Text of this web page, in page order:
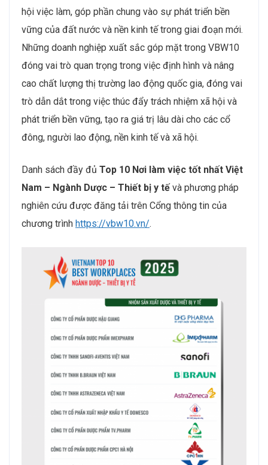
hội việc làm, góp phần chung vào sự phát triển bền
vững của đất nước và nền kinh tế trong giai đoạn mới.
Những doanh nghiệp xuất sắc góp mặt trong VBW10
đóng vai trò quan trọng trong việc định hình và nâng
cao chất lượng thị trường lao động quốc gia, đóng vai
trò dẫn dắt trong việc thúc đẩy trách nhiệm xã hội và
phát triển bền vững, tạo ra giá trị lâu dài cho các cổ
đông, người lao động, nền kinh tế và xã hội.
Danh sách đầy đủ Top 10 Nơi làm việc tốt nhất Việt
Nam – Ngành Dược – Thiết bị y tếvà phương pháp
nghiên cứu được đăng tải trên Cổng thông tin của
chương trình https://vbw10.vn/.